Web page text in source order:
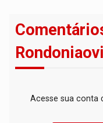
Acesse sua conta